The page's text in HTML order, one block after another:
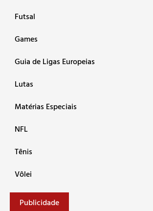
Futsal
Games
Guia de Ligas Europeias
Lutas
Matérias Especiais
NFL
Tênis
Vôlei
Publicidade